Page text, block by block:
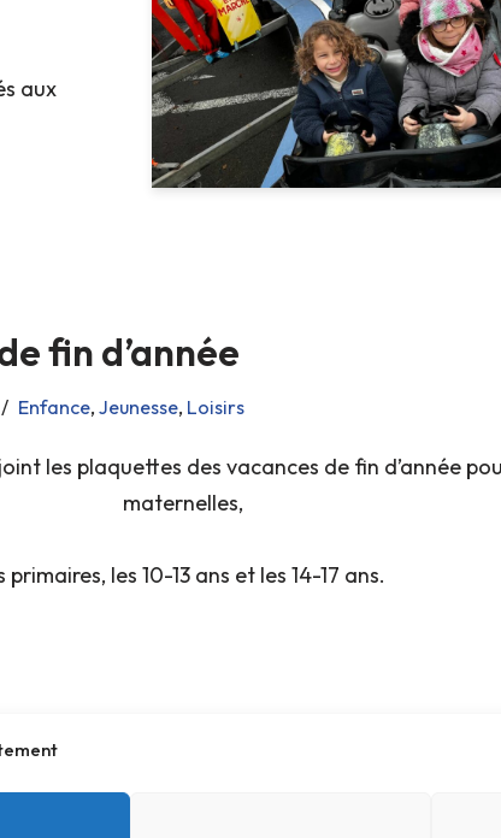
aux
fin d’année
Enfance, Jeunesse, Loisirs
les plaquettes des vacances de fin d’année
maternelles,
primaires, les 10-13 ans et les 14-17 ans.